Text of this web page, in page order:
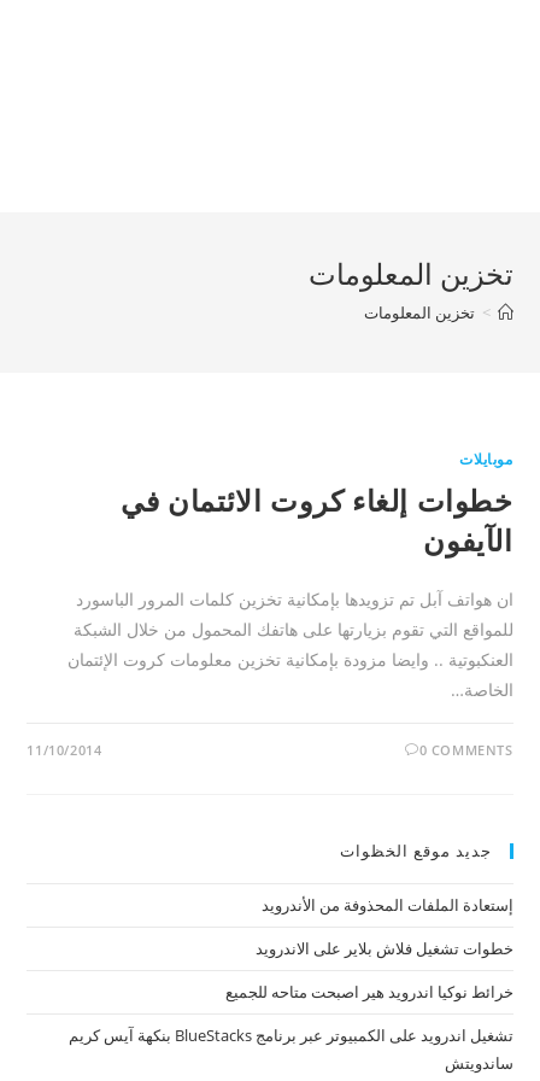
تخزين المعلومات
> تخزين المعلومات
موبايلات
خطوات إلغاء كروت الائتمان في
الآيفون
ان هواتف آبل تم تزويدها بإمكانية تخزين كلمات المرور الباسورد
للمواقع التي تقوم بزيارتها على هاتفك المحمول من خلال الشبكة
العنكبوتية .. وايضا مزودة بإمكانية تخزين معلومات كروت الإئتمان
الخاصة…
0 COMMENTS
11/10/2014
جديد موقع الخظوات
إستعادة الملفات المحذوفة من الأندرويد
خطوات تشغيل فلاش بلاير على الاندرويد
خرائط نوكيا اندرويد هير اصبحت متاحه للجميع
تشغيل اندرويد على الكمبيوتر عبر برنامج BlueStacks بنكهة آيس كريم
ساندويتش